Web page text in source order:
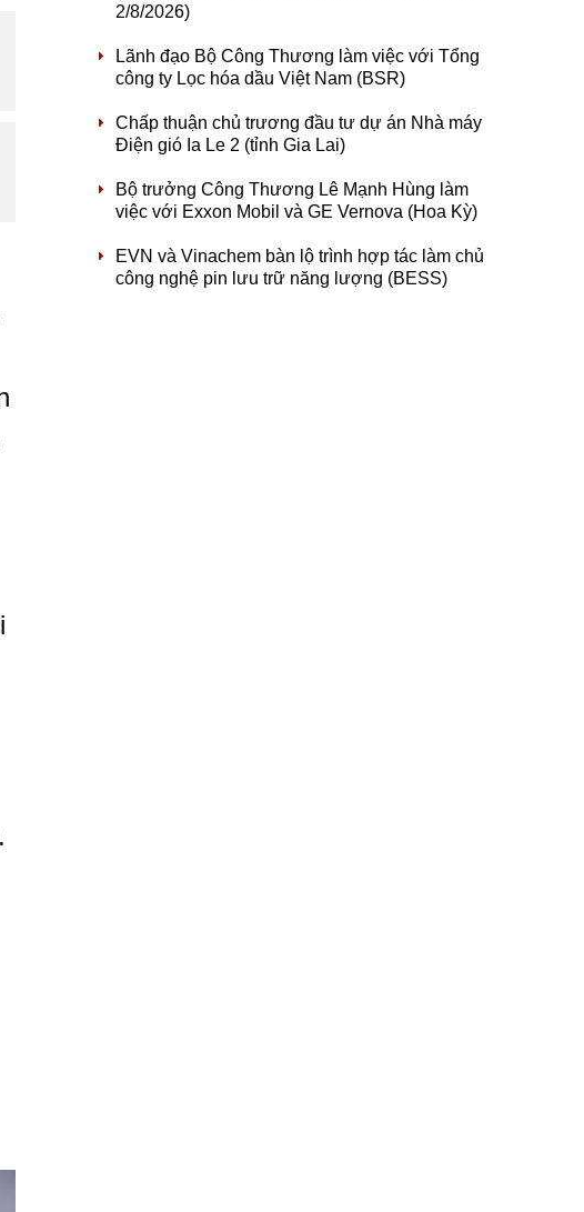
2/8/2026)
Lãnh đạo Bộ Công Thương làm việc với Tổng
công ty Lọc hóa dầu Việt Nam (BSR)
Chấp thuận chủ trương đầu tư dự án Nhà máy
Điện gió Ia Le 2 (tỉnh Gia Lai)
Bộ trưởng Công Thương Lê Mạnh Hùng làm
việc với Exxon Mobil và GE Vernova (Hoa Kỳ)
EVN và Vinachem bàn lộ trình hợp tác làm chủ
công nghệ pin lưu trữ năng lượng (BESS)